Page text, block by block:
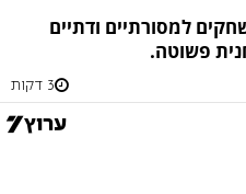
למסורתיים ודתיים
פשוטה.
3 דקות